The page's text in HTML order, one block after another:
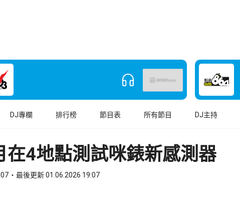
DJ專欄 排行榜 節目表 所有節目 DJ主持
在4地點測試咪錶新感測器
最後更新 01.06.2026 19:07